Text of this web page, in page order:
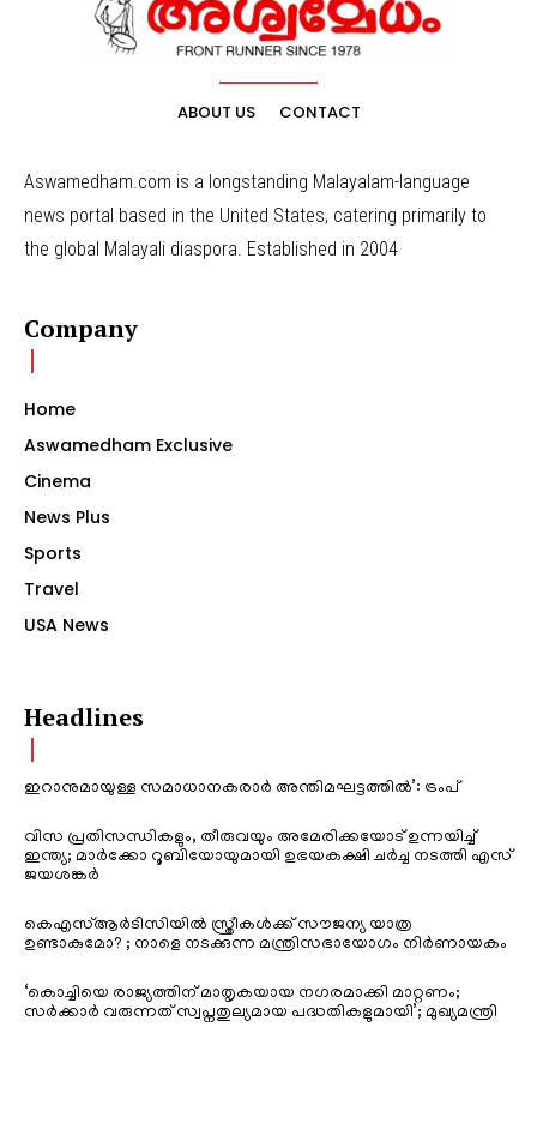
ABOUT US CONTACT
Aswamedham.com is a longstanding Malayalam-language
news portal based in the United States, catering primarily to
the global Malayali diaspora. Established in 2004
Company
Home
Aswamedham Exclusive
Cinema
News Plus
Sports
Travel
USA News
Headlines
ഇറാനുമായുള്ള സമാധാനകരാർ അന്തിമഘട്ടത്തിൽ‌’: ട്രംപ്
വിസ പ്രതിസന്ധികളും, തീരുവയും അമേരിക്കയോട് ഉന്നയിച്ച്
ഇന്ത്യ; മാർക്കോ റൂബിയോയുമായി ഉഭയകക്ഷി ചർച്ച നടത്തി എസ്
ജയശങ്കർ
കെഎസ്ആർടിസിയിൽ സ്ത്രീകൾക്ക് സൗജന്യ യാത്ര
ഉണ്ടാകുമോ? ; നാളെ നടക്കുന്ന മന്ത്രിസഭായോഗം നിർണായകം
‘കൊച്ചിയെ രാജ്യത്തിന് മാതൃകയായ നഗരമാക്കി മാറ്റണം;
സർക്കാർ വരുന്നത് സ്വപ്നതുല്യമായ പദ്ധതികളുമായി’; മുഖ്യമന്ത്രി